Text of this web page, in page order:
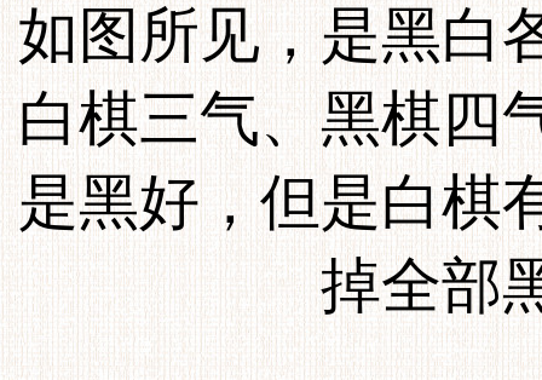
如图所见，是黑白
白棋三气、黑棋四
是黑好，但是白棋
掉全部